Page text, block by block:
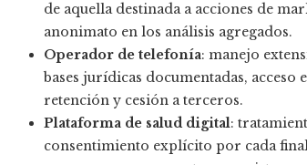
de aquella destinada a acciones de
anonimato en los análisis agregados.
Operador de telefonía: manejo
bases jurídicas documentadas,
retención y cesión a terceros.
Plataforma de salud digital:
consentimiento explícito por cada